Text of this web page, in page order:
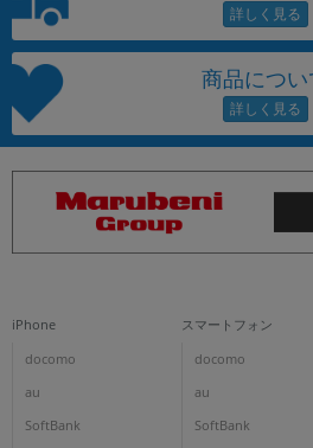
商品につい
iPhone
docomo
au
SoftBank
スマートフォン
docomo
au
SoftBank